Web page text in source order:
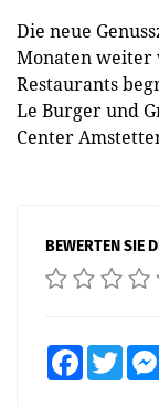
Die neue
Monaten weiter
Restaurants
Le Burger und
Center
BEWERTEN SIE
FacebookTwitter